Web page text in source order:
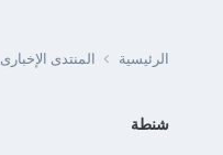
الرئيسية المنتدى الإخبارى
شنطة